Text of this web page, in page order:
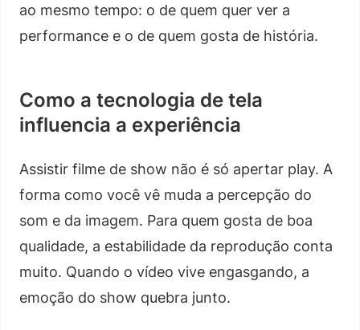
ao mesmo tempo: o de quem quer ver a
performance e o de quem gosta de história.
Como a tecnologia de tela
influencia a experiência
Assistir filme de show não é só apertar play. A
forma como você vê muda a percepção do
som e da imagem. Para quem gosta de boa
qualidade, a estabilidade da reprodução conta
muito. Quando o vídeo vive engasgando, a
emoção do show quebra junto.